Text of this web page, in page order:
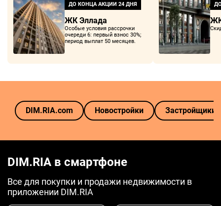
ДО КОНЦА АКЦИИ 24 ДНЯ
ЖК Эллада
Особые условия рассрочки
очереди 6: первый взнос 30%;
период выплат 50 месяцев.
DIM.RIA.com Новостройки Застройщики
DIM.RIA в смартфоне
Все для покупки и продажи недвижимости в
приложении DIM.RIA